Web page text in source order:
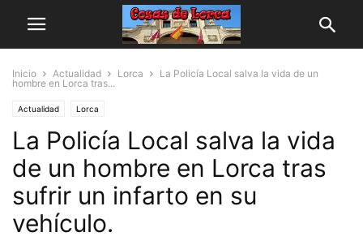
Inicio Actualidad Lorca
La Policía Local salva la vida de un
hombre en Lorca tras...
Actualidad Lorca
La Policía Local salva la vida
de un hombre en Lorca tras
sufrir un infarto en su
vehículo.